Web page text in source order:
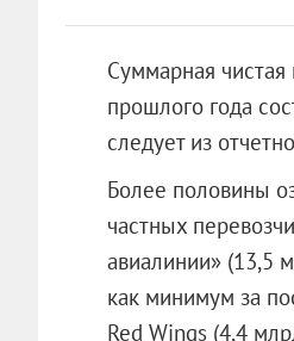
Суммарная
прошлого года
следует из
Более половины
частных
авиалинии» (13,5
как минимум за
Red Wings (4,4